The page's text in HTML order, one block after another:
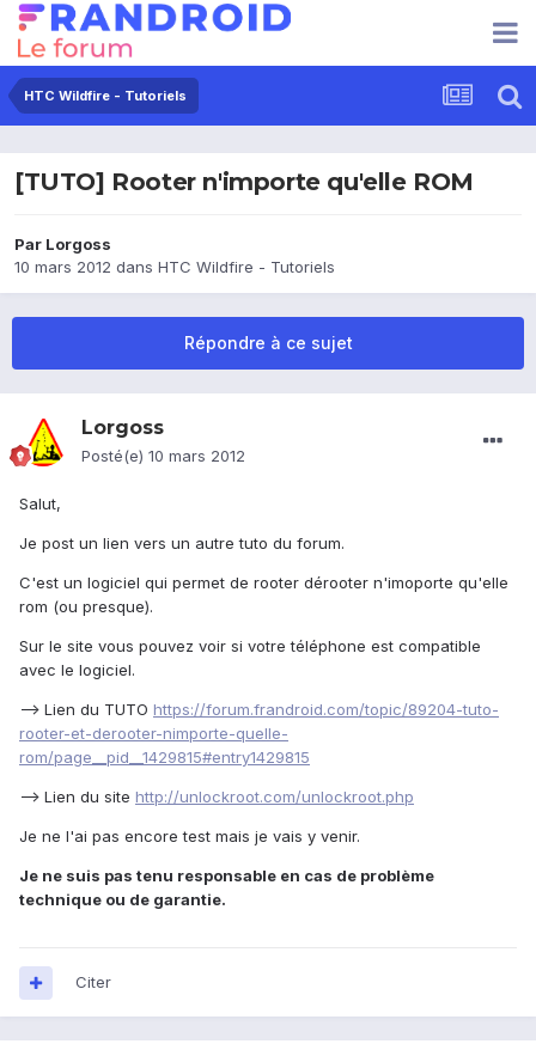
HTC Wildfire - Tutoriels
[TUTO] Rooter n'importe qu'elle ROM
Par Lorgoss
10 mars 2012 dans HTC Wildfire - Tutoriels
Répondre à ce sujet
Lorgoss
Posté(e) 10 mars 2012
Salut,
Je post un lien vers un autre tuto du forum.
C'est un logiciel qui permet de rooter dérooter n'imoporte qu'elle
rom (ou presque).
Sur le site vous pouvez voir si votre téléphone est compatible
avec le logiciel.
--> Lien du TUTO https://forum.frandroid.com/topic/89204-tuto-
rooter-et-derooter-nimporte-quelle-
rom/page__pid__1429815#entry1429815
--> Lien du site http://unlockroot.com/unlockroot.php
Je ne l'ai pas encore test mais je vais y venir.
Je ne suis pas tenu responsable en cas de problème
technique ou de garantie.
Citer